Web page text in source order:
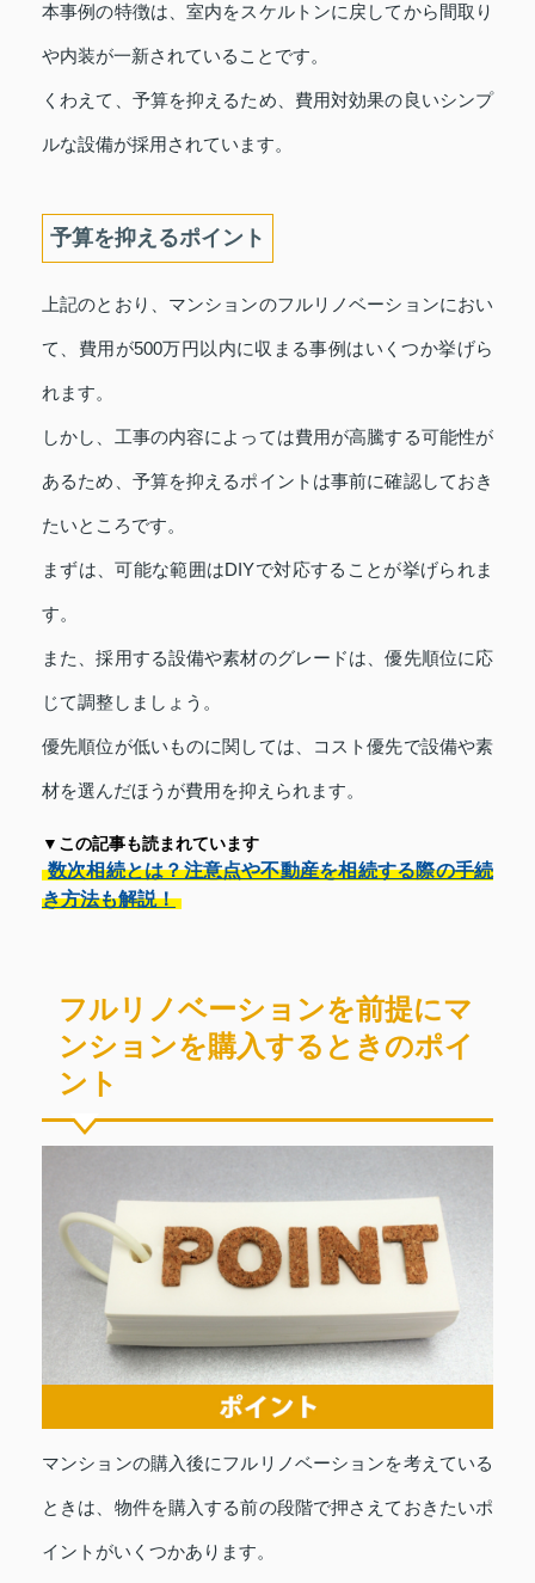
本事例の特徴は、室内をスケルトンに戻してから間取り
や内装が一新されていることです。
くわえて、予算を抑えるため、費用対効果の良いシンプ
ルな設備が採用されています。
予算を抑えるポイント
上記のとおり、マンションのフルリノベーションにおい
て、費用が500万円以内に収まる事例はいくつか挙げら
れます。
しかし、工事の内容によっては費用が高騰する可能性が
あるため、予算を抑えるポイントは事前に確認しておき
たいところです。
まずは、可能な範囲はDIYで対応することが挙げられま
す。
また、採用する設備や素材のグレードは、優先順位に応
じて調整しましょう。
優先順位が低いものに関しては、コスト優先で設備や素
材を選んだほうが費用を抑えられます。
▼この記事も読まれています
数次相続とは？注意点や不動産を相続する際の手続
き方法も解説！
フルリノベーションを前提にマ
ンションを購入するときのポイ
ント
マンションの購入後にフルリノベーションを考えている
ときは、物件を購入する前の段階で押さえておきたいポ
イントがいくつかあります。